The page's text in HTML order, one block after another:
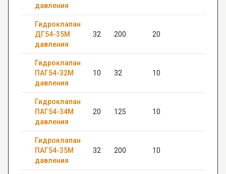
давления
Гидроклапан
ДГ54-35М
давления
32 200 20
Гидроклапан
ПАГ54-32М
давления
10 32 10
Гидроклапан
ПАГ54-34М
давления
20 125 10
Гидроклапан
ПАГ54-35М
давления
32 200 10